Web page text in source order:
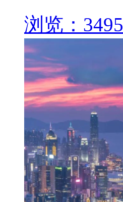
浏览：3495